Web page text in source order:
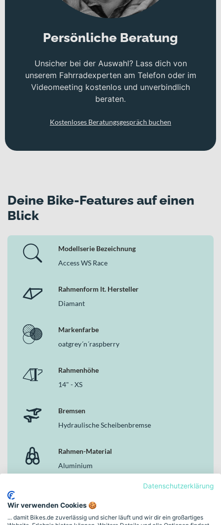
Persönliche Beratung
Unsicher bei der Auswahl? Lass dich von
unserem Fahrradexperten am Telefon oder im
Videomeeting kostenlos und unverbindlich
beraten.
Kostenloses Beratungsgespräch buchen
Deine Bike-Features auf einen
Blick
Modellserie Bezeichnung
Access WS Race
Rahmenform lt. Hersteller
Diamant
Markenfarbe
oatgrey´n´raspberry
Rahmenhöhe
14" - XS
Bremsen
Hydraulische Scheibenbremse
Rahmen-Material
Aluminium
13.9
Datenschutzerklärung
Wir verwenden Cookies 🍪
... damit Bikes.de zuverlässig und sicher läuft und wir dir ein großartiges